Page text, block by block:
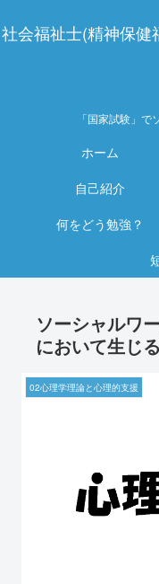
社会福祉士(精神保健
「国家試験」
ホーム
自己紹介
何をどう勉強？
ソーシャルワ
において生じ
02心理学理論と心理的支援